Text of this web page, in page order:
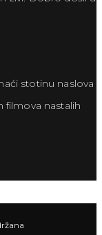
stotinu naslova
filmova nastalih